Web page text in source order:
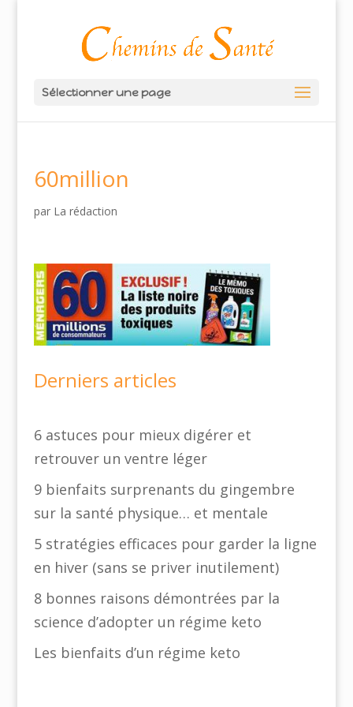
Sélectionner une page
60million
par La rédaction
Derniers articles
6 astuces pour mieux digérer et
retrouver un ventre léger
9 bienfaits surprenants du gingembre
sur la santé physique… et mentale
5 stratégies efficaces pour garder la ligne
en hiver (sans se priver inutilement)
8 bonnes raisons démontrées par la
science d’adopter un régime keto
Les bienfaits d’un régime keto